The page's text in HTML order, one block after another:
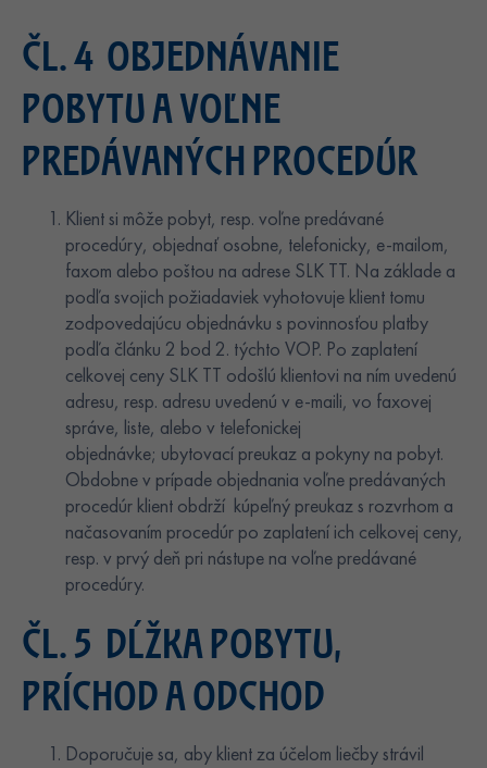
ČL. 4 OBJEDNÁVANIE
POBYTU A VOĽNE
PREDÁVANÝCH PROCEDÚR
Klient si môže pobyt, resp. voľne predávané
procedúry, objednať osobne, telefonicky, e-mailom,
faxom alebo poštou na adrese SLK TT. Na základe a
podľa svojich požiadaviek vyhotovuje klient tomu
zodpovedajúcu objednávku s povinnosťou platby
podľa článku 2 bod 2. týchto VOP. Po zaplatení
celkovej ceny SLK TT odošlú klientovi na ním uvedenú
adresu, resp. adresu uvedenú v e-maili, vo faxovej
správe, liste, alebo v telefonickej
objednávke; ubytovací preukaz a pokyny na pobyt.
Obdobne v prípade objednania voľne predávaných
procedúr klient obdrží kúpeľný preukaz s rozvrhom a
načasovaním procedúr po zaplatení ich celkovej ceny,
resp. v prvý deň pri nástupe na voľne predávané
procedúry.
ČL. 5 DĹŽKA POBYTU,
PRÍCHOD A ODCHOD
Doporučuje sa, aby klient za účelom liečby strávil